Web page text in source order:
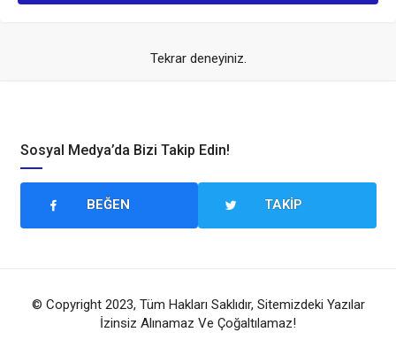
Tekrar deneyiniz.
Sosyal Medya’da Bizi Takip Edin!
BEĞEN TAKIP
© Copyright 2023, Tüm Hakları Saklıdır, Sitemizdeki Yazılar
İzinsiz Alınamaz Ve Çoğaltılamaz!